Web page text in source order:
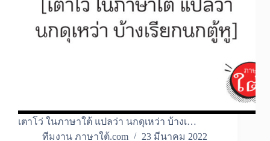
เตาโว่ ในภาษาใต้ แปลว่า นกดุเหว่า บ้างเ…
ทีมงาน ภาษาใต้.com
23 มีนาคม 2022